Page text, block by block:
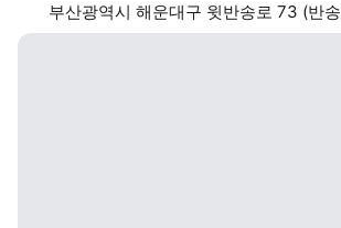
부산광역시 해운대구 윗반송로 73 (반